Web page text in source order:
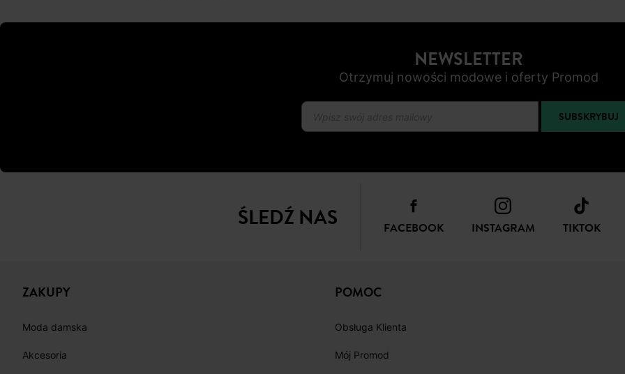
NEWSLETTER
Otrzymuj nowości modowe i oferty Promod
SUBSKRYBUJ
ŚLEDŹ NAS FACEBOOK INSTAGRAM TIKTOK
ZAKUPY
Moda damska
Akcesoria
POMOC
Obsługa Klienta
Mój Promod